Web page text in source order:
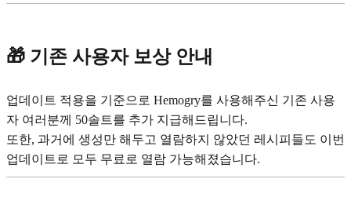
🎁 기존 사용자 보상 안내
업데이트 적용을 기준으로 Hemogry를 사용해주신 기존 사용
자 여러분께 50솔트를 추가 지급해드립니다.
또한, 과거에 생성만 해두고 열람하지 않았던 레시피들도 이번
업데이트로 모두 무료로 열람 가능해졌습니다.